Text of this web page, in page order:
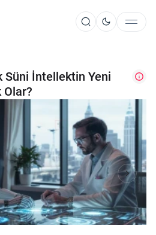
Süni İntellektin Yeni
Olar?